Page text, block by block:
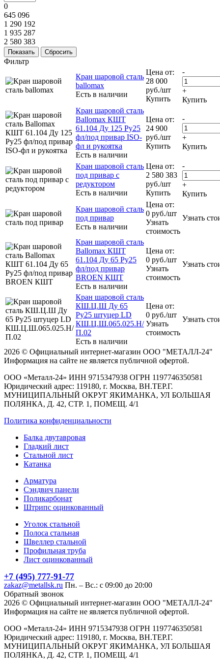
0
645 096
1 290 192
1 935 287
2 580 383
Сбросить
Фильтр
Кран шаровой сталь
ballomax
Есть в наличии
Цена от:
28 000
руб./шт
Купить
-
+
Купить
Кран шаровой сталь
Ballomax КШТ
61.104 Ду 125 Ру25
фл/под привар ISO-
фл и рукоятка
Есть в наличии
Цена от:
24 900
руб./шт
Купить
-
+
Купить
Кран шаровой сталь
под привар с
редуктором
Есть в наличии
Цена от:
2 580 383
руб./шт
Купить
-
+
Купить
Кран шаровой сталь
под привар
Есть в наличии
Цена от:
0 руб./шт
Узнать
стоимость
Узнать
Кран шаровой сталь
Ballomax КШТ
61.104 Ду 65 Ру25
фл/под привар
BROEN КШТ
Есть в наличии
Цена от:
0 руб./шт
Узнать
стоимость
Узнать
Кран шаровой сталь
КШ.Ц.Ш Ду 65
Ру25 штуцер LD
КШ.Ц.Ш.065.025.Н/
П.02
Есть в наличии
Цена от:
0 руб./шт
Узнать
стоимость
Узнать
2026 © Официальный интернет-магазин ООО "МЕТАЛЛ-24"
Информация на сайте не является публичной офертой.
ООО «Металл-24» ИНН 9715347938 ОГРН 1197746350581
Юридический адрес: 119180, г. Москва, ВН.ТЕР.Г.
МУНИЦИПАЛЬНЫЙ ОКРУГ ЯКИМАНКА, УЛ БОЛЬШАЯ
ПОЛЯНКА, Д. 42, СТР. 1, ПОМЕЩ. 4/1
Политика конфиденциальности
Балка двутавровая
Гладкий лист
Стальной лист
Катанка
Арматура
Сэндвич панели
Поликарбонат
Штрипс оцинкованный
Уголок стальной
Полоса стальная
Швеллер стальной
Профильная труба
Лист оцинкованный
+7 (495) 777-91-77
zakaz@metallsk.ru Пн. – Вс.: с 09:00 до 20:00
Обратный звонок
2026 © Официальный интернет-магазин ООО "МЕТАЛЛ-24"
Информация на сайте не является публичной офертой.
ООО «Металл-24» ИНН 9715347938 ОГРН 1197746350581
Юридический адрес: 119180, г. Москва, ВН.ТЕР.Г.
МУНИЦИПАЛЬНЫЙ ОКРУГ ЯКИМАНКА, УЛ БОЛЬШАЯ
ПОЛЯНКА, Д. 42, СТР. 1, ПОМЕЩ. 4/1